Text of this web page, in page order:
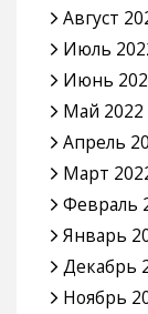
Август
Июль
Июнь
Май 2022
Апрель
Март
Февраль
Январь
Декабрь
Ноябрь